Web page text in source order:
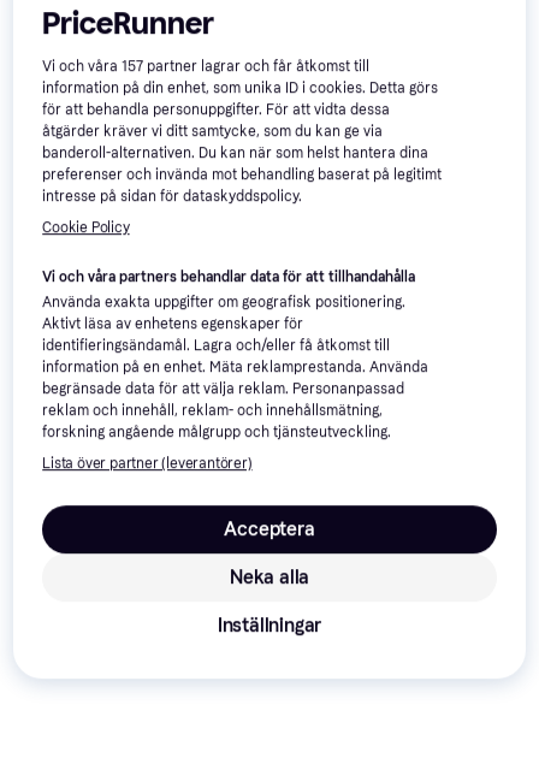
Populära produkter
VG-SCFA43 Teak
Modern
PriceRunner
Vi och våra157 partner lagrar och får åtkomst till
information på din enhet, som unika ID i cookies. Detta görs
för att behandla personuppgifter. För att vidta dessa
åtgärder kräver vi ditt samtycke, som du kan ge via
banderoll-alternativen. Du kan när som helst hantera dina
preferenser och invända mot behandling baserat på legitimt
intresse på sidan för dataskyddspolicy.
Cookie Policy
Vi och våra partners behandlar data för att tillhandahålla
Använda exakta uppgifter om geografisk positionering.
Aktivt läsa av enhetens egenskaper för
identifieringsändamål. Lagra och/eller få åtkomst till
information på en enhet. Mäta reklamprestanda. Använda
begränsade data för att välja reklam. Personanpassad
reklam och innehåll, reklam- och innehållsmätning,
forskning angående målgrupp och tjänsteutveckling.
Lista över partner (leverantörer)
Neka alla
Acceptera
Inställningar